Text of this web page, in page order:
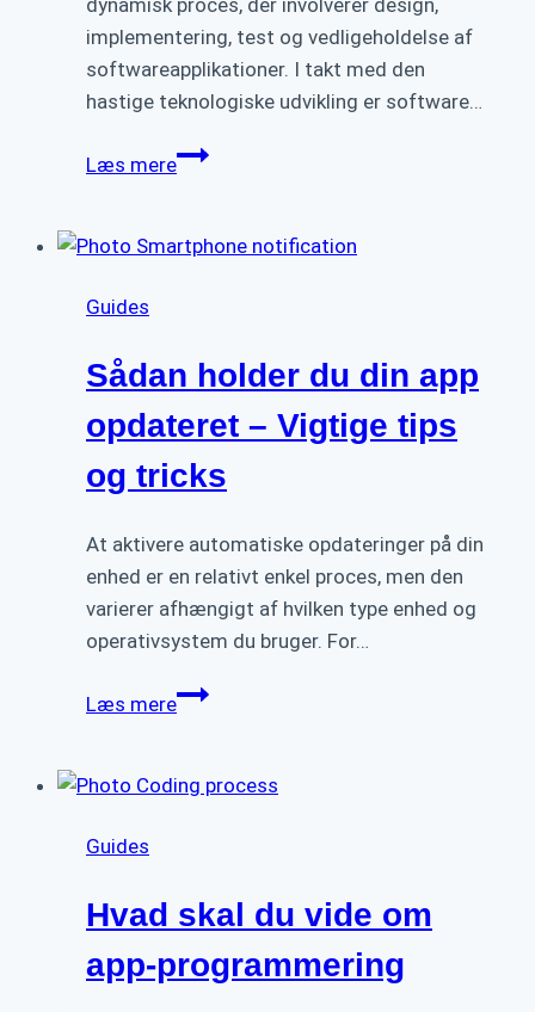
implementering, test og vedligeholdelse af
softwareapplikationer. I takt med den
hastige teknologiske udvikling er software…
Læs mereHvad
udvikling?
guide
Guides
Sådan holder du din app
opdateret – Vigtige tips
og tricks
At aktivere automatiske opdateringer på din
enhed er en relativt enkel proces, men den
varierer afhængigt af hvilken type enhed og
operativsystem du bruger. For…
Læs mereSådan
din
Vigtige
og
Guides
Hvad skal du vide om
app-programmering